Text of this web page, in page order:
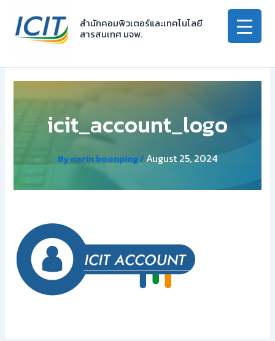
content
สำนักคอมพิวเตอร์และเทคโนโลยี
สารสนเทศ มจพ.
icit_account_logo
Bynarin boonping/ August 25, 2024